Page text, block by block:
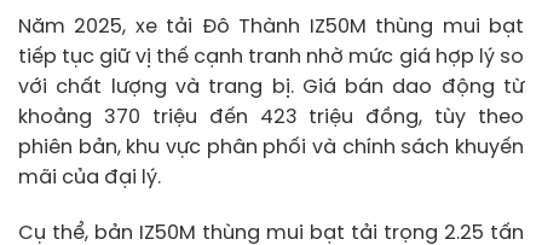
Năm 2025, xe tải Đô Thành IZ50M thùng mui bạt
tiếp tục giữ vị thế cạnh tranh nhờ mức giá hợp lý so
với chất lượng và trang bị. Giá bán dao động từ
khoảng 370 triệu đến 423 triệu đồng, tùy theo
phiên bản, khu vực phân phối và chính sách khuyến
mãi của đại lý.
Cụ thể, bản IZ50M thùng mui bạt tải trọng 2.25 tấn